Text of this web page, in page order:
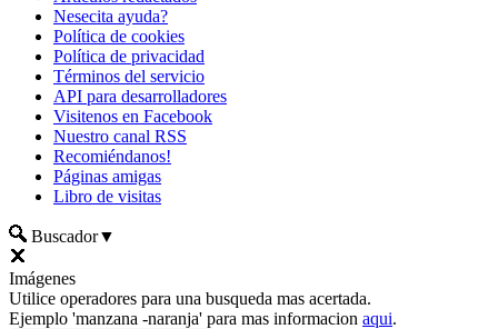
Nesecita ayuda?
Política de cookies
Política de privacidad
Términos del servicio
API para desarrolladores
Visitenos en Facebook
Nuestro canal RSS
Recomiéndanos!
Páginas amigas
Libro de visitas
Buscador▼
Imágenes
Utilice operadores para una busqueda mas acertada.
Ejemplo 'manzana -naranja' para mas informacion aqui.